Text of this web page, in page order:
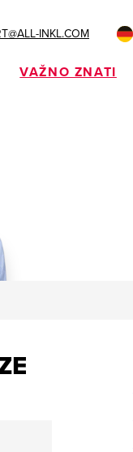
INKL.COM
VAŽNO ZNATI